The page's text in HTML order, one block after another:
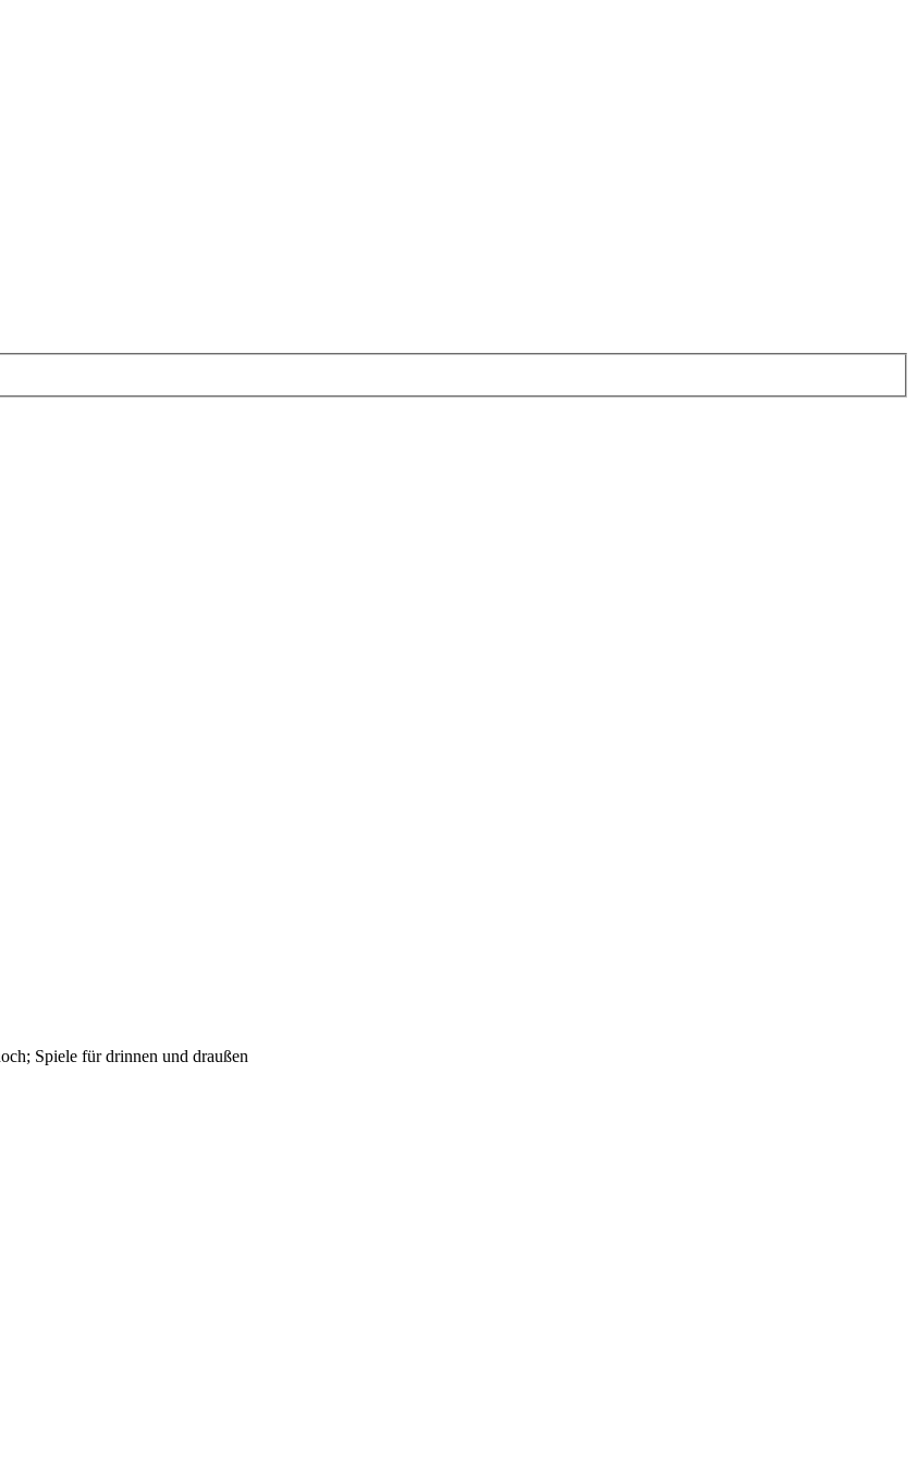
Spiele für drinnen und draußen